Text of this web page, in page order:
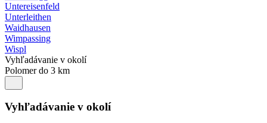
Untereisenfeld
Unterleithen
Waidhausen
Wimpassing
Wispl
Vyhľadávanie v okolí
Polomer do 3 km
Vyhľadávanie v okolí